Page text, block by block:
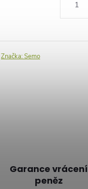
Značka:Semo
Garance vrácení
peněz